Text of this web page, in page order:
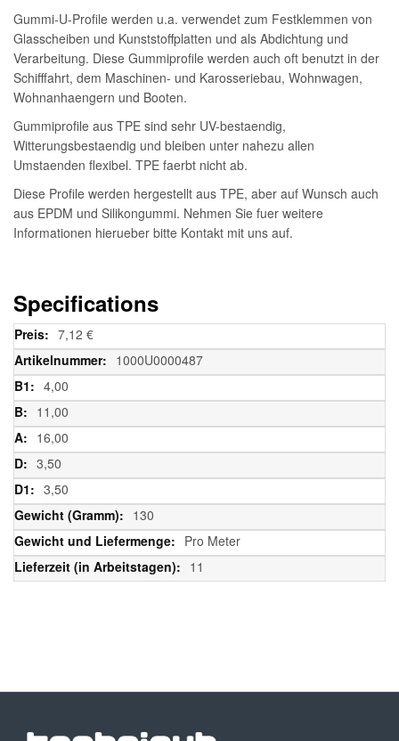
Gummi-U-Profile werden u.a. verwendet zum Festklemmen von
Glasscheiben und Kunststoffplatten und als Abdichtung und
Verarbeitung. Diese Gummiprofile werden auch oft benutzt in der
Schifffahrt, dem Maschinen- und Karosseriebau, Wohnwagen,
Wohnanhaengern und Booten.
Gummiprofile aus TPE sind sehr UV-bestaendig,
Witterungsbestaendig und bleiben unter nahezu allen
Umstaenden flexibel. TPE faerbt nicht ab.
Diese Profile werden hergestellt aus TPE, aber auf Wunsch auch
aus EPDM und Silikongummi. Nehmen Sie fuer weitere
Informationen hierueber bitte Kontakt mit uns auf.
Specifications
Weitere
Informationen
7,12 €
1000U0000487
4,00
11,00
16,00
3,50
3,50
130
Pro Meter
11